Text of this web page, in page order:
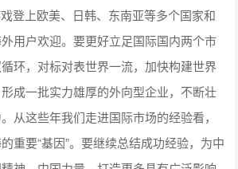
登上欧美、日韩、东南亚等多个国家和
用户欢迎。要更好立足国际国内两个市
环，对标对表世界一流，加快构建世界
成一批实力雄厚的外向型企业，不断壮
从这些年我们走进国际市场的经验看，
重要“基因”。要继续总结成功经验，为中